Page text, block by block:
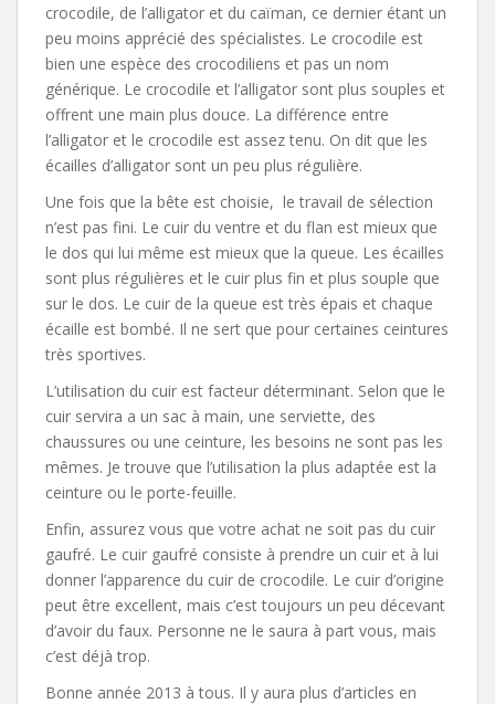
crocodile, de l’alligator et du caïman, ce dernier étant un
peu moins apprécié des spécialistes. Le crocodile est
bien une espèce des crocodiliens et pas un nom
générique. Le crocodile et l’alligator sont plus souples et
offrent une main plus douce. La différence entre
l’alligator et le crocodile est assez tenu. On dit que les
écailles d’alligator sont un peu plus régulière.
Une fois que la bête est choisie, le travail de sélection
n’est pas fini. Le cuir du ventre et du flan est mieux que
le dos qui lui même est mieux que la queue. Les écailles
sont plus régulières et le cuir plus fin et plus souple que
sur le dos. Le cuir de la queue est très épais et chaque
écaille est bombé. Il ne sert que pour certaines ceintures
très sportives.
L’utilisation du cuir est facteur déterminant. Selon que le
cuir servira a un sac à main, une serviette, des
chaussures ou une ceinture, les besoins ne sont pas les
mêmes. Je trouve que l’utilisation la plus adaptée est la
ceinture ou le porte-feuille.
Enfin, assurez vous que votre achat ne soit pas du cuir
gaufré. Le cuir gaufré consiste à prendre un cuir et à lui
donner l’apparence du cuir de crocodile. Le cuir d’origine
peut être excellent, mais c’est toujours un peu décevant
d’avoir du faux. Personne ne le saura à part vous, mais
c’est déjà trop.
Bonne année 2013 à tous. Il y aura plus d’articles en